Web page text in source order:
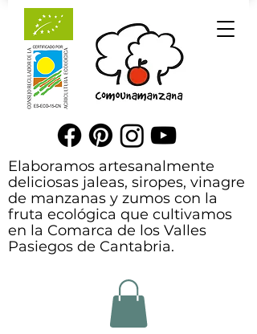
Elaboramos artesanalmente
deliciosas jaleas, siropes, vinagre
de manzanas y zumos con la
fruta ecológica que cultivamos
en la Comarca de los Valles
Pasiegos de Cantabria.